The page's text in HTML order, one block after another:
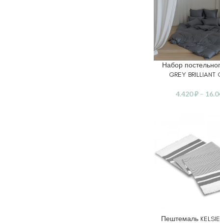
ПРОСМОТР
Набор
GREY BRILLIANT
4.420₽ –
ВЫБЕРИТЕ
Пештемаль